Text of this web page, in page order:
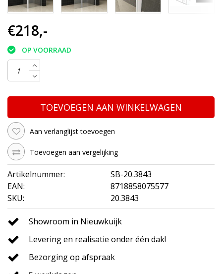
€218,-
OP VOORRAAD
TOEVOEGEN AAN WINKELWAGEN
Aan verlanglijst toevoegen
Toevoegen aan vergelijking
Artikelnummer:
SB-20.3843
EAN:
8718858075577
SKU:
20.3843
Showroom in Nieuwkuijk
Levering en realisatie onder één dak!
Bezorging op afspraak